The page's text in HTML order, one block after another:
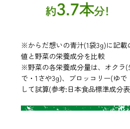
※からだ想いの青汁(1袋3g)に記載
値と野菜の栄養成分を比較
※野菜の各栄養成分量は、オクラ(
で・1さや3g)、ブロッコリー(ゆで
して試算(参考:日本食品標準成分